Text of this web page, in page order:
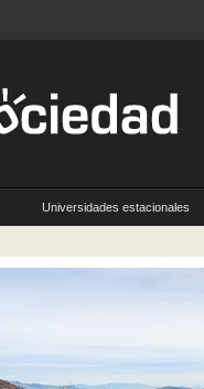
Universidades estacionales